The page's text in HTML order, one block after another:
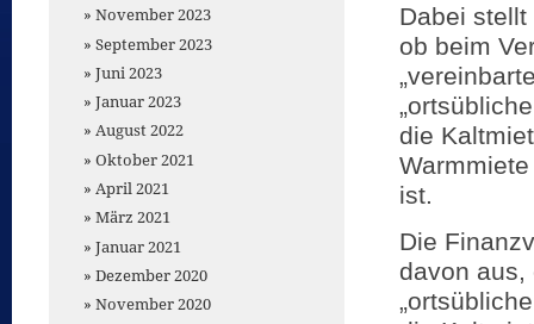
Dabei
ob beim
die
ist.
Die
davon aus,
November 2023
September 2023
Juni 2023
Januar 2023
August 2022
Oktober 2021
April 2021
März 2021
Januar 2021
Dezember 2020
November 2020